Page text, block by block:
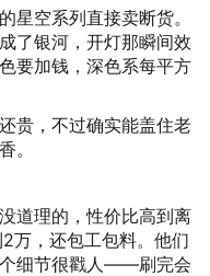
星空系列直接卖断货。
了银河，开灯那瞬间效
要加钱，深色系每平方
贵，不过确实能盖住老
。
道理的，性价比高到离
万，还包工包料。他们
细节很戳人——刷完会